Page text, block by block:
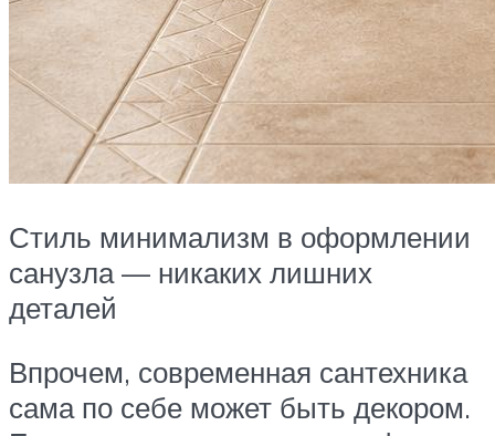
Стиль минимализм в оформлении
санузла — никаких лишних
деталей
Впрочем, современная сантехника
сама по себе может быть декором.